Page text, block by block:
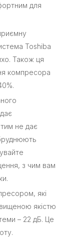
для
Toshiba
Також ця
компресора
не дає
з чим вам
які
якістю
– 22 дБ. Це